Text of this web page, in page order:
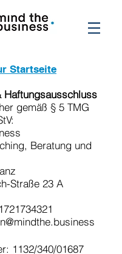
Startseite
Haftungsausschluss
gemäß § 5 TMG
Beratung und
Straße 23 A
1132/340/01687